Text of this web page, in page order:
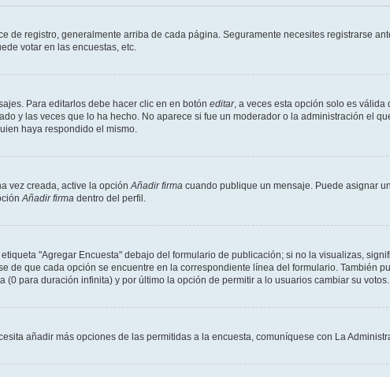
de registro, generalmente arriba de cada página. Seguramente necesites registrarse
votar en las encuestas, etc.
Para editarlos debe hacer clic en en botón editar, a veces esta opción solo es
y las veces que lo ha hecho. No aparece si fue un moderador o la administración el
haya respondido el mismo.
vez creada, active la opción Añadir firma cuando publique un mensaje. Puede asignar
Añadir firma dentro del perfil.
"Agregar Encuesta" debajo del formulario de publicación; si no la visualizas,
de que cada opción se encuentre en la correspondiente línea del formulario. También
para duración infinita) y por último la opción de permitir a lo usuarios cambiar su votos.
añadir más opciones de las permitidas a la encuesta, comuníquese con La